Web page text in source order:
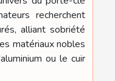
recherchent
alliant sobriété
matériaux nobles
ou le cuir